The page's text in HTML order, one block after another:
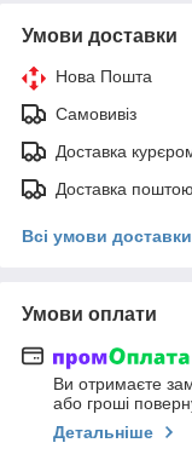
Умови доставки
Нова Пошта
Самовивіз
Доставка
Доставка поштою
Всі умови доставки
Умови оплати
Ви отримаєте
або гроші
Детальніше